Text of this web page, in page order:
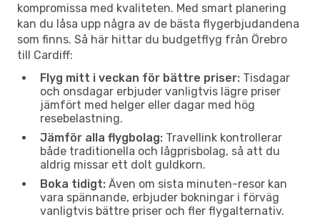
kompromissa med kvaliteten. Med smart planering
kan du låsa upp några av de bästa flygerbjudandena
som finns. Så här hittar du budgetflyg från Örebro
till Cardiff:
Flyg mitt i veckan för bättre priser: Tisdagar
och onsdagar erbjuder vanligtvis lägre priser
jämfört med helger eller dagar med hög
resebelastning.
Jämför alla flygbolag: Travellink kontrollerar
både traditionella och lågprisbolag, så att du
aldrig missar ett dolt guldkorn.
Boka tidigt: Även om sista minuten-resor kan
vara spännande, erbjuder bokningar i förväg
vanligtvis bättre priser och fler flygalternativ.